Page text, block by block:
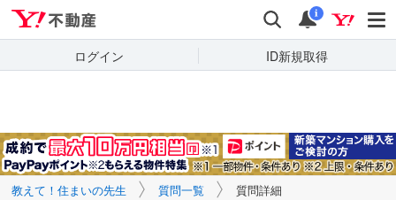
検索 通知
i
ログイン ID新規取得
キーワードで
質問を探す
教えて！住まいの先生 質問一覧 質問詳細